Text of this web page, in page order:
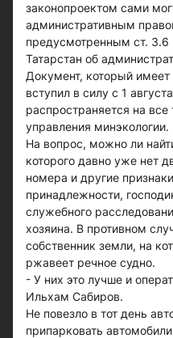
законопроектом сами
административным
предусмотренным ст. 3.6
Татарстан об
Документ, который имеет
вступил в силу с 1
распространяется на
управления минэкологии.
На вопрос, можно ли
которого давно уже нет
номера и другие
принадлежности,
служебного
хозяина. В противном
собственник земли, на
ржавеет речное судно.
- У них это лучше и
Ильхам Сабиров.
Не повезло в тот день
припарковать